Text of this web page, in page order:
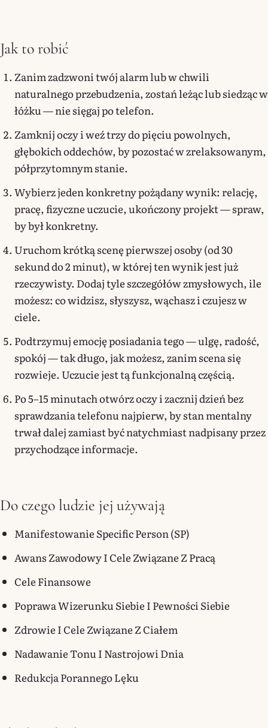
Jak to robić
Zanim zadzwoni twój alarm lub w chwili
naturalnego przebudzenia, zostań leżąc lub siedząc w
łóżku — nie sięgaj po telefon.
Zamknij oczy i weź trzy do pięciu powolnych,
głębokich oddechów, by pozostać w zrelaksowanym,
półprzytomnym stanie.
Wybierz jeden konkretny pożądany wynik: relację,
pracę, fizyczne uczucie, ukończony projekt — spraw,
by był konkretny.
Uruchom krótką scenę pierwszej osoby (od 30
sekund do 2 minut), w której ten wynik jest już
rzeczywisty. Dodaj tyle szczegółów zmysłowych, ile
możesz: co widzisz, słyszysz, wąchasz i czujesz w
ciele.
Podtrzymuj emocję posiadania tego — ulgę, radość,
spokój — tak długo, jak możesz, zanim scena się
rozwieje. Uczucie jest tą funkcjonalną częścią.
Po 5–15 minutach otwórz oczy i zacznij dzień bez
sprawdzania telefonu najpierw, by stan mentalny
trwał dalej zamiast być natychmiast nadpisany przez
przychodzące informacje.
Do czego ludzie jej używają
Manifestowanie Specific Person (SP)
Awans Zawodowy I Cele Związane Z Pracą
Cele Finansowe
Poprawa Wizerunku Siebie I Pewności Siebie
Zdrowie I Cele Związane Z Ciałem
Nadawanie Tonu I Nastrojowi Dnia
Redukcja Porannego Lęku